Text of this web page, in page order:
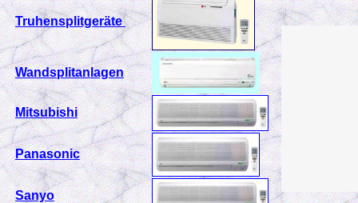
Truhensplitgeräte
Wandsplitanlagen
Mitsubishi
Panasonic
Sanyo